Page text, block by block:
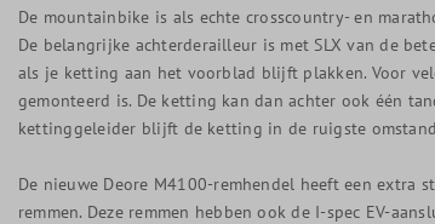
De mountainbike is als echte crosscountry- en
De belangrijke achterderailleur is met SLX van de
als je ketting aan het voorblad blijft plakken. Voor
gemonteerd is. De ketting kan dan achter ook één
kettinggeleider blijft de ketting in de ruigste
De nieuwe Deore M4100-remhendel heeft een
remmen. Deze remmen hebben ook de I-spec EV-